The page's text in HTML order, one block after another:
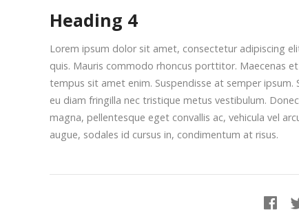
Heading 4
Lorem ipsum dolor sit amet, consectetur adipiscing
quis. Mauris commodo rhoncus porttitor. Maecenas
tempus sit amet enim. Suspendisse at semper
eu diam fringilla nec tristique metus vestibulum.
magna, pellentesque eget convallis ac, vehicula vel
augue, sodales id cursus in, condimentum at risus.